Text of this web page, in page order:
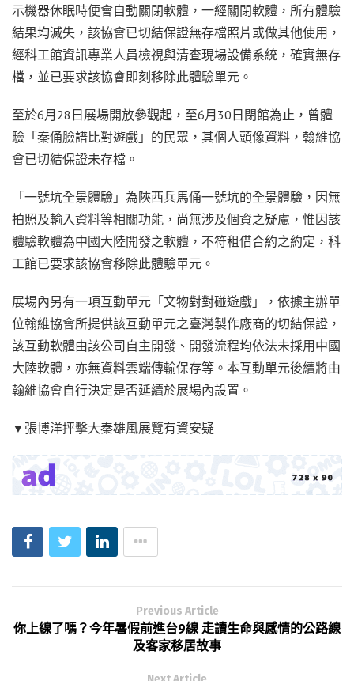
示機器休眠時便會自動關閉軟體，一經關閉軟體，所有體驗
結果均滅失，該協會已切結保證無存檔照片或做其他使用，
經科工館資訊專業人員檢視與清查現場設備系統，確實無存
檔，並已要求該協會即刻移除此體驗單元。
至於6月28日展場開放參觀起，至6月30日閉館為止，曾體
驗「秦俑臉譜比對遊戲」的民眾，其個人頭像資料，翰維協
會已切結保證未存檔。
「一號坑全景體驗」為陜西兵馬俑一號坑的全景體驗，因無
拍照及輸入資料等相關功能，尚無涉及個資之疑慮，惟因該
體驗軟體為中國大陸開發之軟體，不符租借合約之約定，科
工館已要求該協會移除此體驗單元。
展場內另有一項互動單元「文物對對碰遊戲」，依據主辦單
位翰維協會所提供該互動單元之臺灣製作廠商的切結保證，
該互動軟體由該公司自主開發、開發流程均依法未採用中國
大陸軟體，亦無資料雲端傳輸保存等。本互動單元後續將由
翰維協會自行決定是否延續於展場內設置。
▼張博洋抨擊大秦雄風展覽有資安疑
Previous Article
你上線了嗎？今年暑假前進台9線 走讀生命與感情的公路線
及客家移居故事